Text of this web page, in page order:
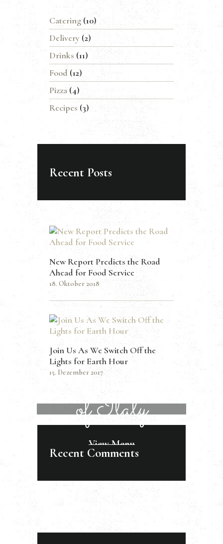
Catering (10)
Delivery (2)
Drinks (11)
Food (12)
Pizza (4)
Recipes (3)
Recent Posts
New Report Predicts the Road
Ahead for Food Service
18. Oktober 2018
Join Us As We Switch Off the
Lights for Earth Hour
15. Dezember 2017
of Italy
View Menu
Recent Comments